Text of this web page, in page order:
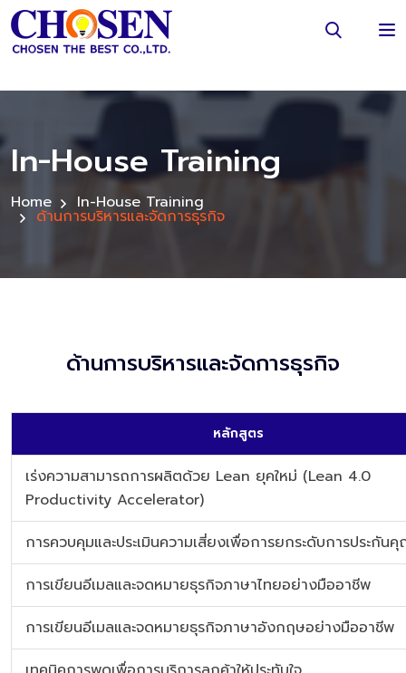
In-House Training
Home In-House Training
ด้านการบริหารและจัดการธุรกิจ
ด้านการบริหารและจัดการธุรกิจ
หลักสูตร
เร่งความสามารถการผลิตด้วย Lean ยุคใหม่ (Lean 4.0
Productivity Accelerator)
การควบคุมและประเมินความเสี่ยงเพื่อการยกระดับการประกัน
การเขียนอีเมลและจดหมายธุรกิจภาษาไทยอย่างมืออาชีพ
การเขียนอีเมลและจดหมายธุรกิจภาษาอังกฤษอย่างมืออาชีพ